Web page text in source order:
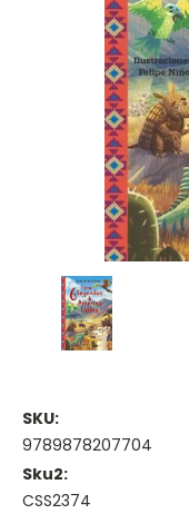
SKU:
9789878207704
Sku2:
CSS2374